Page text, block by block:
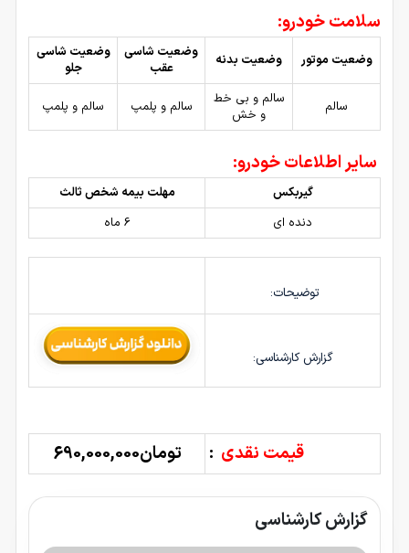
سلامت خودرو:
وضعیت موتور وضعیت بدنه
وضعیت شاسی
عقب
وضعیت شاسی
جلو
سالم
سالم و بی خط
و خش
سالم و پلمپ سالم و پلمپ
سایر اطلاعات خودرو:
گیربکس
مهلت بیمه شخص ثالث
دنده ای
6 ماه
توضیحات:
گزارش کارشناسی:
قیمت نقدی : تومان690,000,000
گزارش کارشناسی